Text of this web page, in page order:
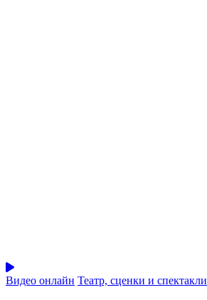
Видео онлайн Театр, сценки и спектакли